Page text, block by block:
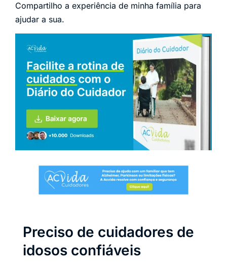
Compartilho a experiência de minha família para
ajudar a sua.
Preciso de cuidadores de
idosos confiáveis